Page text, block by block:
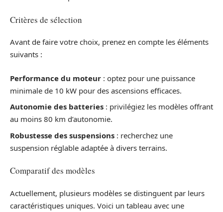
Critères de sélection
Avant de faire votre choix, prenez en compte les éléments
suivants :
Performance du moteur : optez pour une puissance
minimale de 10 kW pour des ascensions efficaces.
Autonomie des batteries : privilégiez les modèles offrant
au moins 80 km d’autonomie.
Robustesse des suspensions : recherchez une
suspension réglable adaptée à divers terrains.
Comparatif des modèles
Actuellement, plusieurs modèles se distinguent par leurs
caractéristiques uniques. Voici un tableau avec une